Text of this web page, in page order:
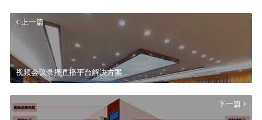
上一篇
视频会议录播直播平台解决方案
下一篇